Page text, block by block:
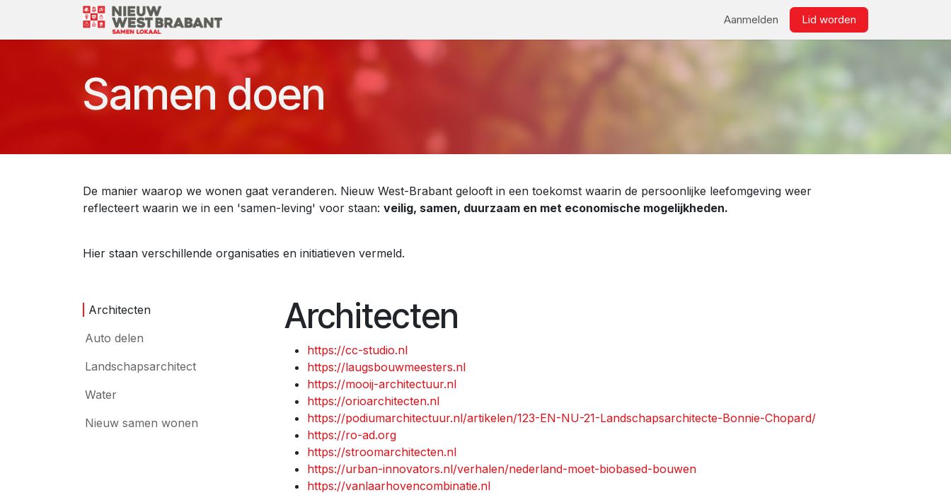
Overslaan naar inhoud
Links
Aanmelden Lid worden​
Samen doen
De manier waarop we wonen gaat veranderen. Nieuw West-Brabant gelooft in een toekomst waarin de persoonlijke leefomgeving weer
reflecteert waarin we in een 'samen-leving' voor staan: veilig, samen, duurzaam en met economische mogelijkheden.
Hier staan verschillende organisaties en initiatieven vermeld.
Architecten
Auto delen
Landschapsarchitect
Water
Nieuw samen wonen
Architecten
https://cc-studio.nl
https://laugsbouwmeesters.nl
https://mooij-architectuur.nl
https://orioarchitecten.nl
https://podiumarchitectuur.nl/artikelen/123-EN-NU-21-Landschapsarchitecte-Bonnie-Chopard/
https://ro-ad.org
https://stroomarchitecten.nl
https://urban-innovators.nl/verhalen/nederland-moet-biobased-bouwen
https://vanlaarhovencombinatie.nl